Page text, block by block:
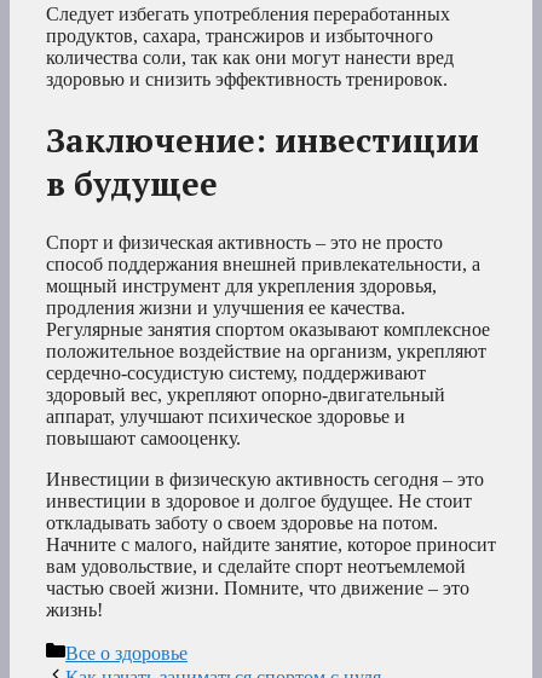
Следует избегать употребления переработанных
продуктов, сахара, трансжиров и избыточного
количества соли, так как они могут нанести вред
здоровью и снизить эффективность тренировок.
Заключение: инвестиции
в будущее
Спорт и физическая активность – это не просто
способ поддержания внешней привлекательности, а
мощный инструмент для укрепления здоровья,
продления жизни и улучшения ее качества.
Регулярные занятия спортом оказывают комплексное
положительное воздействие на организм, укрепляют
сердечно-сосудистую систему, поддерживают
здоровый вес, укрепляют опорно-двигательный
аппарат, улучшают психическое здоровье и
повышают самооценку.
Инвестиции в физическую активность сегодня – это
инвестиции в здоровое и долгое будущее. Не стоит
откладывать заботу о своем здоровье на потом.
Начните с малого, найдите занятие, которое приносит
вам удовольствие, и сделайте спорт неотъемлемой
частью своей жизни. Помните, что движение – это
жизнь!
Рубрики
Все о здоровье